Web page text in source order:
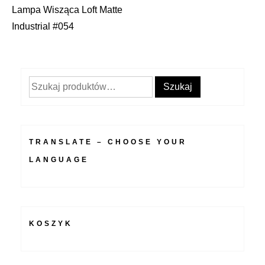
Nawigacja
Lampa Wisząca Loft Matte
Industrial #054
Szukaj: Szukaj
TRANSLATE – CHOOSE YOUR
LANGUAGE
KOSZYK